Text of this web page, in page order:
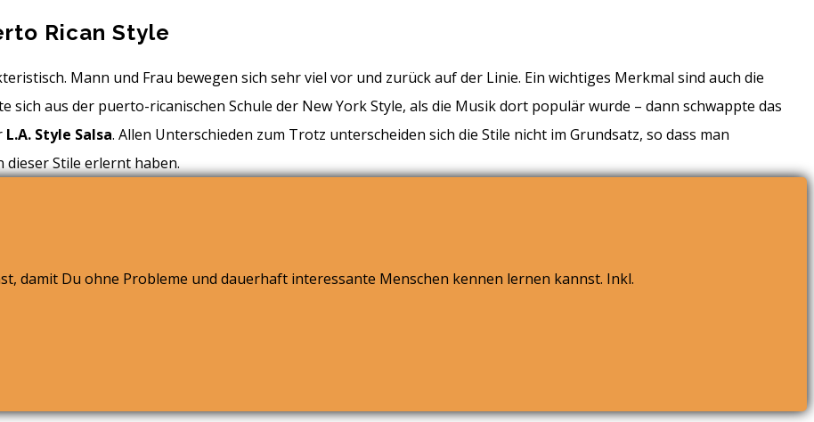
Rican Style
Mann und Frau bewegen sich sehr viel vor und zurück auf der Linie. Ein wichtiges Merkmal sind auch die
sich aus der puerto-ricanischen Schule der New York Style, als die Musik dort populär wurde – dann schwappte das
L.A. Style Salsa. Allen Unterschieden zum Trotz unterscheiden sich die Stile nicht im Grundsatz, so dass man
Stile erlernt haben.
damit Du ohne Probleme und dauerhaft interessante Menschen kennen lernen kannst. Inkl.